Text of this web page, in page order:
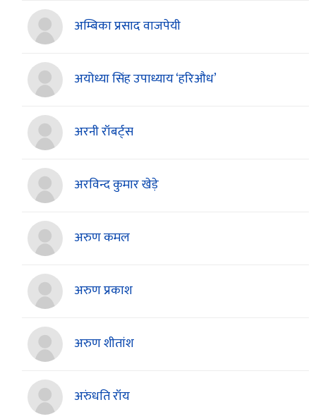
अम्बिका प्रसाद वाजपेयी
अयोध्या सिंह उपाध्याय ‘हरिऔध’
अरनी रॉबर्ट्स
अरविन्द कुमार खेड़े
अरुण कमल
अरुण प्रकाश
अरुण शीतांश
अरुंधति रॉय